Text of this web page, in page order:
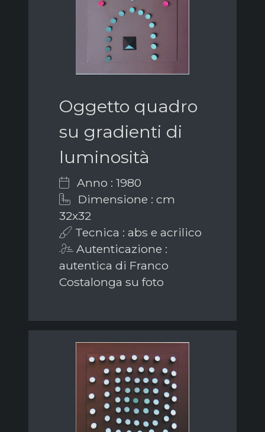
Oggetto quadro
su gradienti di
luminosità
Anno : 1980
Dimensione : cm
32x32
Tecnica : abs e acrilico
Autenticazione :
autentica di Franco
Costalonga su foto